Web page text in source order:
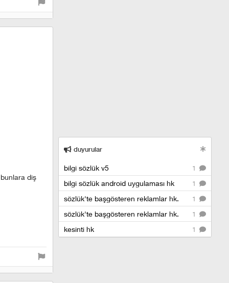
diş
duyurular
1
bilgi sözlük v5
1
bilgi sözlük android uygulaması hk
1
sözlük'te başgösteren reklamlar hk.
1
sözlük'te başgösteren reklamlar hk.
1
kesinti hk